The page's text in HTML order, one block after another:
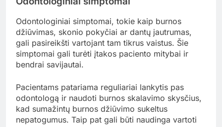
Odontologiniai simptomai, tokie kaip burnos
džiūvimas, skonio pokyčiai ar dantų jautrumas,
gali pasireikšti vartojant tam tikrus vaistus. Šie
simptomai gali turėti įtakos paciento mitybai ir
bendrai savijautai.
Pacientams patariama reguliariai lankytis pas
odontologą ir naudoti burnos skalavimo skysčius,
kad sumažintų burnos džiūvimo sukeltus
nepatogumus. Taip pat gali būti naudinga vartoti